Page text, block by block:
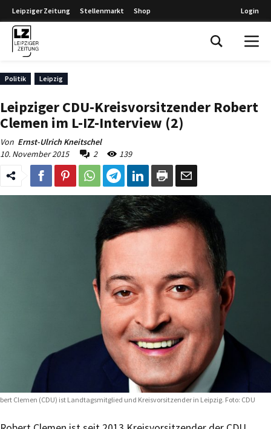
Leipziger Zeitung Stellenmarkt Shop Login
Politik Leipzig
Leipziger CDU-Kreisvorsitzender Robert
Clemen im L-IZ-Interview (2)
Von Ernst-Ulrich Kneitschel
10. November 2015
2 139
Clemen (CDU) ist Landtagsmitglied und Kreisvorsitzender in Leipzig. Foto: CDU